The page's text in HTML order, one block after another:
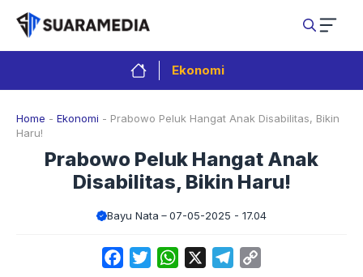
Langsung
isi
Ekonomi
Home - Ekonomi - Prabowo Peluk Hangat Anak Disabilitas, Bikin
Haru!
Prabowo Peluk Hangat Anak
Disabilitas, Bikin Haru!
Bayu Nata 07-05-2025 - 17.04
FacebookTwitterWhatsApp Telegram